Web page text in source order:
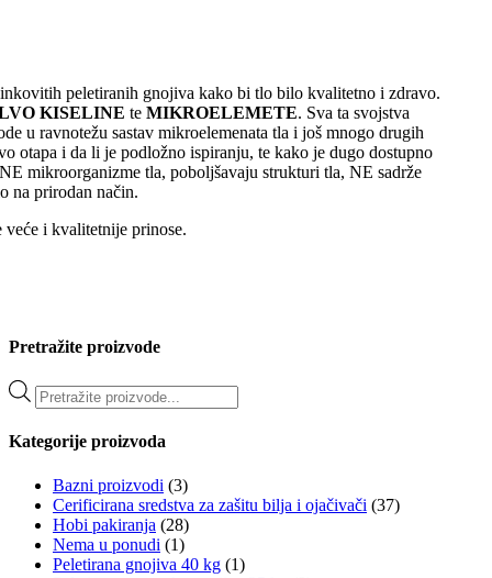
peletiranih gnojiva kako bi tlo bilo kvalitetno i zdravo.
KISELINE teMIKROELEMETE. Sva ta svojstva
u ravnotežu sastav mikroelemenata tla i još mnogo drugih
otapa i da li je podložno ispiranju, te kako je dugo dostupno
mikroorganizme tla, poboljšavaju strukturi tla, NE sadrže
na prirodan način.
i kvalitetnije prinose.
Pretražite proizvode
Products
search
Kategorije proizvoda
Bazni proizvodi (3)
Cerificirana sredstva za zašitu bilja i ojačivači (37)
Hobi pakiranja (28)
Nema u ponudi (1)
Peletirana gnojiva 40 kg (1)